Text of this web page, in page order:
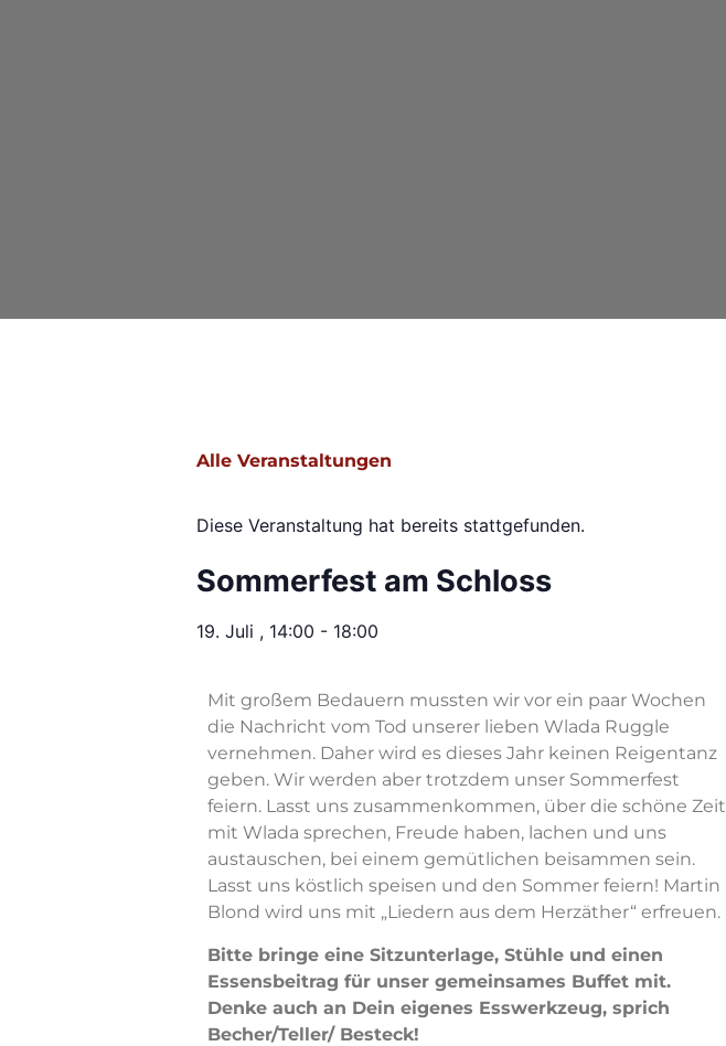
Alle Veranstaltungen
Diese Veranstaltung hat bereits stattgefunden.
Sommerfest am Schloss
19. Juli , 14:00 - 18:00
Mit großem Bedauern mussten wir vor ein paar Wochen
die Nachricht vom Tod unserer lieben Wlada Ruggle
vernehmen. Daher wird es dieses Jahr keinen Reigentanz
geben. Wir werden aber trotzdem unser Sommerfest
feiern. Lasst uns zusammenkommen, über die schöne Zeit
mit Wlada sprechen, Freude haben, lachen und uns
austauschen, bei einem gemütlichen beisammen sein.
Lasst uns köstlich speisen und den Sommer feiern! Martin
Blond wird uns mit „Liedern aus dem Herzäther“ erfreuen.
Bitte bringe eine Sitzunterlage, Stühle und einen
Essensbeitrag für unser gemeinsames Buffet mit.
Denke auch an Dein eigenes Esswerkzeug, sprich
Becher/Teller/ Besteck!